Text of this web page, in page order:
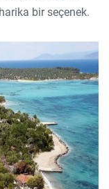
bir seçenek.